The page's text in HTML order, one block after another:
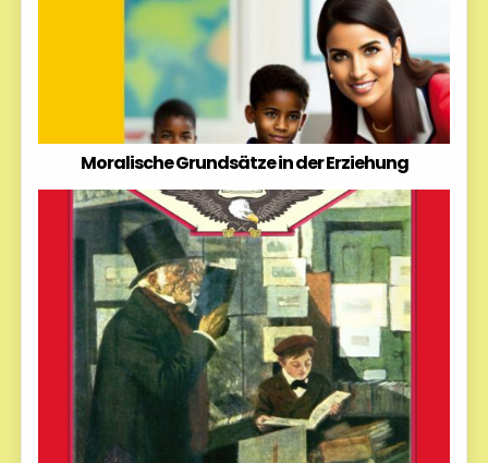
Moralische Grundsätze in der Erziehung